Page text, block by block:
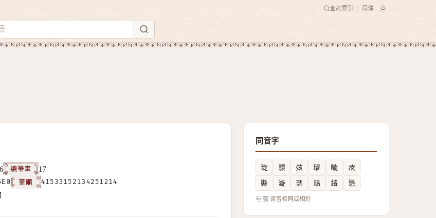
查詢索引 简体
6 總筆畫
17
筆順
41533152134251214
同音字
琁 䴋 妶 璿 暶
痃
縣
漩 㻽 䲻 䥧 懸
与 䗠 读音相同或相近